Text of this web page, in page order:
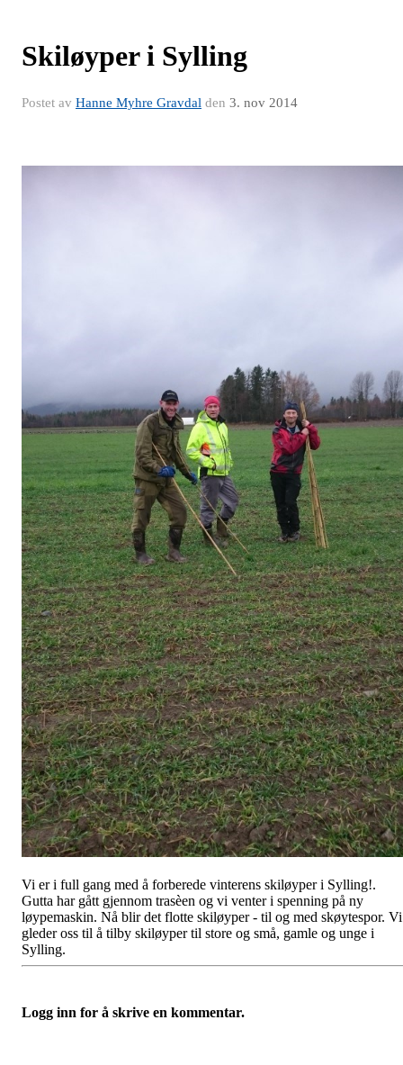
Skiløyper i Sylling
Postet av Hanne Myhre Gravdal den 3. nov 2014
Vi er i full gang med å forberede vinterens skiløyper i Sylling!.
Gutta har gått gjennom trasèen og vi venter i spenning på ny
løypemaskin. Nå blir det flotte skiløyper - til og med skøytespor. Vi
gleder oss til å tilby skiløyper til store og små, gamle og unge i
Sylling.
Logg inn for å skrive en kommentar.